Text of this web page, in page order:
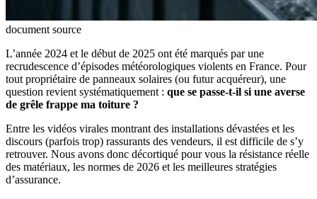
document source
L’année 2024 et le début de 2025 ont été marqués par une
recrudescence d’épisodes météorologiques violents en France. Pour
tout propriétaire de panneaux solaires (ou futur acquéreur), une
question revient systématiquement : que se passe-t-il si une averse
de grêle frappe ma toiture ?
Entre les vidéos virales montrant des installations dévastées et les
discours (parfois trop) rassurants des vendeurs, il est difficile de s’y
retrouver. Nous avons donc décortiqué pour vous la résistance réelle
des matériaux, les normes de 2026 et les meilleures stratégies
d’assurance.